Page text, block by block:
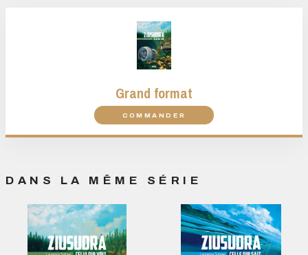
Grand format
COMMANDER
DANS LA MÊME SÉRIE